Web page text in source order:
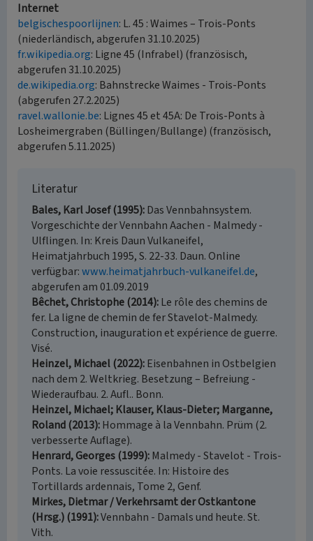
Internet
belgischespoorlijnen: L. 45 : Waimes – Trois-Ponts
(niederländisch, abgerufen 31.10.2025)
fr.wikipedia.org: Ligne 45 (Infrabel) (französisch,
abgerufen 31.10.2025)
de.wikipedia.org: Bahnstrecke Waimes - Trois-Ponts
(abgerufen 27.2.2025)
ravel.wallonie.be: Lignes 45 et 45A: De Trois-Ponts à
Losheimergraben (Büllingen/Bullange) (französisch,
abgerufen 5.11.2025)
Literatur
Bales, Karl Josef (1995) Das Vennbahnsystem.
Vorgeschichte der Vennbahn Aachen - Malmedy -
Ulflingen. In: Kreis Daun Vulkaneifel,
Heimatjahrbuch 1995, S. 22-33. Daun. Online
verfügbar:www.heimatjahrbuch-vulkaneifel.de,
abgerufen am 01.09.2019
Bêchet, Christophe (2014) Le rôle des chemins de
fer. La ligne de chemin de fer Stavelot-Malmedy.
Construction, inauguration et expérience de guerre.
Visé.
Heinzel, Michael (2022) Eisenbahnen in Ostbelgien
nach dem 2. Weltkrieg. Besetzung – Befreiung -
Wiederaufbau. 2. Aufl.. Bonn.
Heinzel, Michael; Klauser, Klaus-Dieter; Marganne,
Roland (2013) Hommage à la Vennbahn. Prüm (2.
verbesserte Auflage).
Henrard, Georges (1999) Malmedy - Stavelot - Trois-
Ponts. La voie ressuscitée. In: Histoire des
Tortillards ardennais, Tome 2, Genf.
Mirkes, Dietmar / Verkehrsamt der Ostkantone
(Hrsg.) (1991) Vennbahn - Damals und heute. St.
Vith.